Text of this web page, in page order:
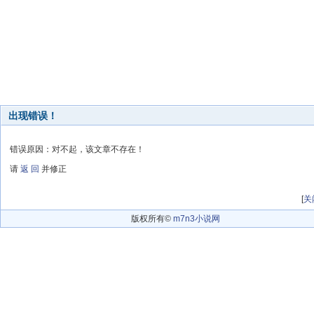
出现错误！
错误原因：对不起，该文章不存在！
请 返 回 并修正
[关
版权所有© m7n3小说网